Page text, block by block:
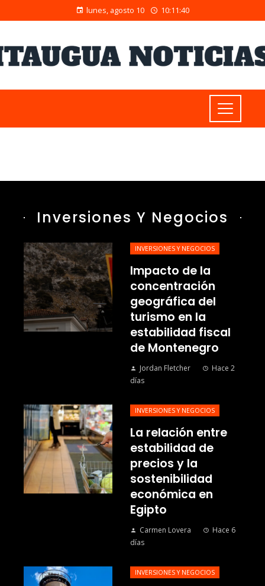
lunes, agosto 10 10:11:42
Inversiones Y Negocios
INVERSIONES Y NEGOCIOS
Impacto de la
concentración
geográfica del
turismo en la
estabilidad fiscal
de Montenegro
Jordan Fletcher
Hace 2
días
INVERSIONES Y NEGOCIOS
La relación entre
estabilidad de
precios y la
sostenibilidad
económica en
Egipto
Carmen Lovera
Hace 6
días
INVERSIONES Y NEGOCIOS